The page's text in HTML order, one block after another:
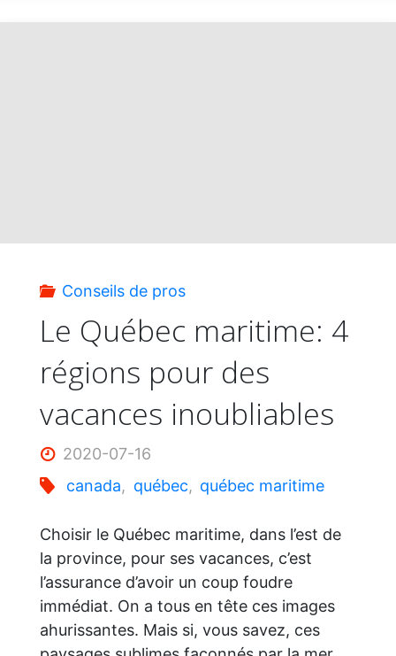
sur-
mesure"
Conseils de pros
Le Québec maritime: 4
régions pour des
vacances inoubliables
2020-07-16
canada, québec, québec maritime
Choisir le Québec maritime, dans l’est de
la province, pour ses vacances, c’est
l’assurance d’avoir un coup foudre
immédiat. On a tous en tête ces images
ahurissantes. Mais si, vous savez, ces